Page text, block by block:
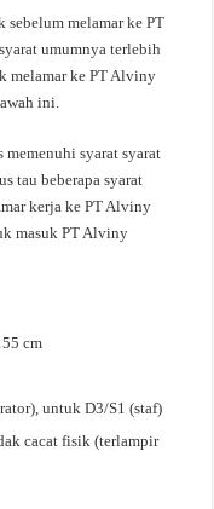
melamar ke PT
umumnya terlebih
melamar ke PT Alviny
ini.
memenuhi syarat syarat
tau beberapa syarat
kerja ke PT Alviny
masuk PT Alviny
cm
untuk D3/S1 (staf)
cacat fisik (terlampir